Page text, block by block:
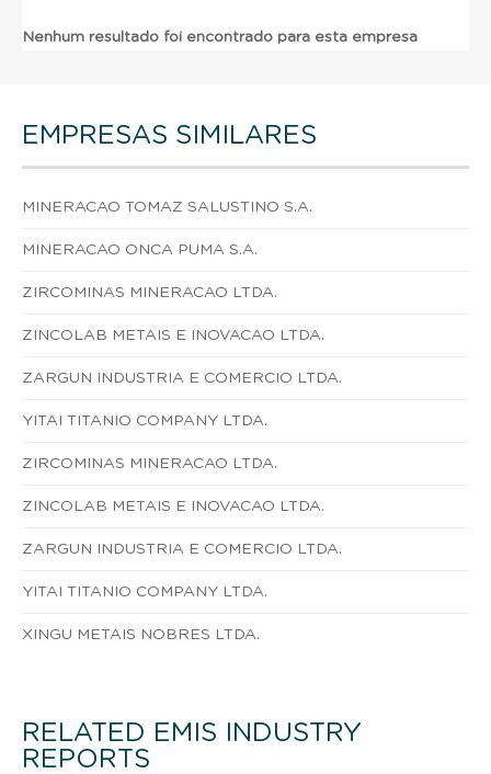
Nenhum resultado foi encontrado para esta empresa
EMPRESAS SIMILARES
MINERACAO TOMAZ SALUSTINO S.A.
MINERACAO ONCA PUMA S.A.
ZIRCOMINAS MINERACAO LTDA.
ZINCOLAB METAIS E INOVACAO LTDA.
ZARGUN INDUSTRIA E COMERCIO LTDA.
YITAI TITANIO COMPANY LTDA.
ZIRCOMINAS MINERACAO LTDA.
ZINCOLAB METAIS E INOVACAO LTDA.
ZARGUN INDUSTRIA E COMERCIO LTDA.
YITAI TITANIO COMPANY LTDA.
XINGU METAIS NOBRES LTDA.
RELATED EMIS INDUSTRY
REPORTS